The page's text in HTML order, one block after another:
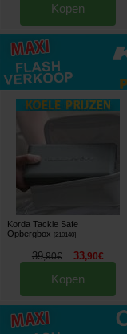
Kopen
Korda Tackle Safe
Opbergbox
[210140]
39,90€ 33,90€
Kopen